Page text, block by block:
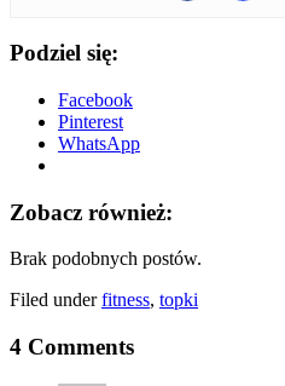
Podziel się:
Facebook
Pinterest
WhatsApp
Zobacz również:
Brak podobnych postów.
Filed underfitness, topki
4 Comments